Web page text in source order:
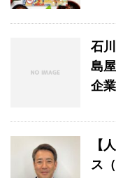
石
島
企
【
ス